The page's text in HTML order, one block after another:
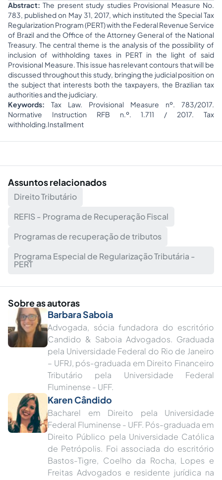
Abstract:The present study studies Provisional Measure No.
783, published on May 31, 2017, which instituted the Special Tax
Regularization Program (PERT) with the Federal Revenue Service
of Brazil and the Office of the Attorney General of the National
Treasury. The central theme is the analysis of the possibility of
inclusion of withholding taxes in PERT in the light of said
Provisional Measure. This issue has relevant contours that will be
discussed throughout this study, bringing the judicial position on
the subject that interests both the taxpayers, the Brazilian tax
authorities and the judiciary.
Keywords: Tax Law. Provisional Measure nº. 783/2017.
Normative Instruction RFB n.º. 1.711 / 2017. Tax
withholding.Installment
Assuntos relacionados
Direito Tributário
REFIS - Programa de Recuperação Fiscal
Programas de recuperação de tributos
Programa Especial de Regularização Tributária -
PERT
Sobre as autoras
Barbara Saboia
Advogada, sócia fundadora do escritório
Candido & Saboia Advogados. Graduada
pela Universidade Federal do Rio de Janeiro
– UFRJ, pós-graduada em Direito Financeiro
Tributário pela Universidade Federal
Fluminense - UFF.
Karen Cândido
Bacharel em Direito pela Universidade
Federal Fluminense - UFF. Pós-graduada em
Direito Público pela Universidade Católica
de Petrópolis. Foi associada do escritório
Bastos-Tigre, Coelho da Rocha, Lopes e
Freitas Advogados e residente jurídica na